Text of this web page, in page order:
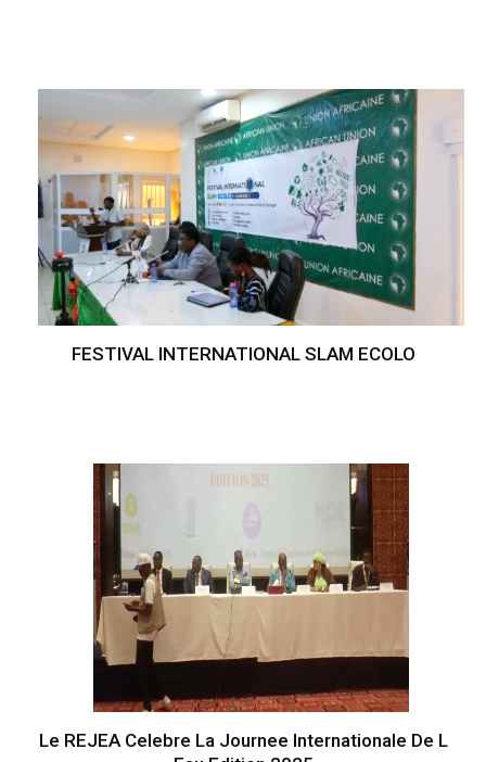
FESTIVAL INTERNATIONAL SLAM ECOLO
Le REJEA Celebre La Journee Internationale De L